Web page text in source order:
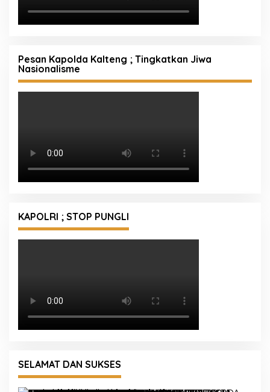
Pesan Kapolda Kalteng ; Tingkatkan Jiwa
Nasionalisme
KAPOLRI ; STOP PUNGLI
SELAMAT DAN SUKSES